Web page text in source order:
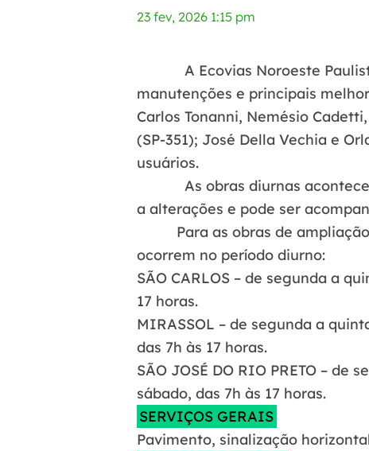
23 fev, 2026 1:15 pm
A Ecovias Noroeste
manutenções e principais
Carlos Tonanni, Nemésio
(SP-351); José Della Vechia e
usuários.
As obras diurnas acontecem
a alterações e pode ser
Para as obras de ampliação
ocorrem no período diurno:
SÃO CARLOS – de segunda a
17 horas.
MIRASSOL – de segunda a
das 7h às 17 horas.
SÃO JOSÉ DO RIO PRETO – de
sábado, das 7h às 17 horas.
SERVIÇOS GERAIS
Pavimento, sinalização